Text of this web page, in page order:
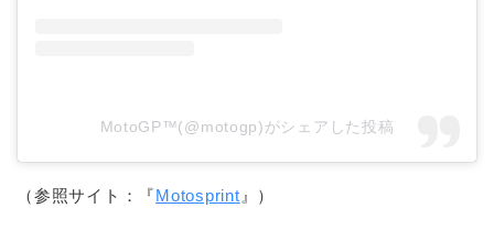
MotoGP™(@motogp)がシェアした投稿
（参照サイト：『Motosprint 』）